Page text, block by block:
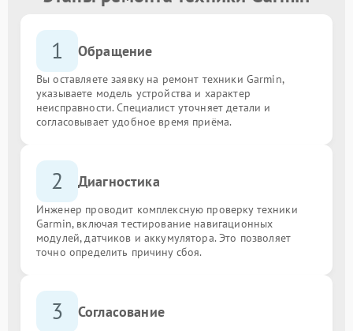
1 Обращение
Вы оставляете заявку на ремонт техники Garmin,
указываете модель устройства и характер
неисправности. Специалист уточняет детали и
согласовывает удобное время приёма.
2 Диагностика
Инженер проводит комплексную проверку техники
Garmin, включая тестирование навигационных
модулей, датчиков и аккумулятора. Это позволяет
точно определить причину сбоя.
3 Согласование